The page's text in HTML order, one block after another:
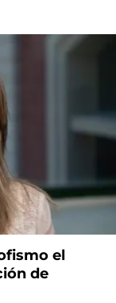
el
de